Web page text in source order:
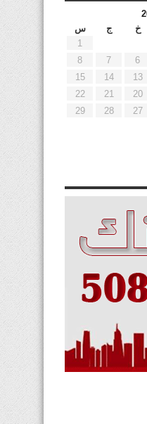
خ ج
س
1
6
7
8
13
14
15
20
21
22
27
28
29